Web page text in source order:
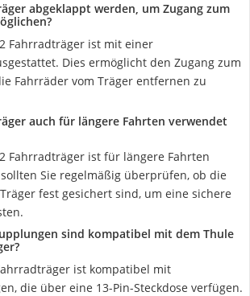
abgeklappt werden, um Zugang zum
Fahrradträger ist mit einer
Dies ermöglicht den Zugang zum
Fahrräder vom Träger entfernen zu
auch für längere Fahrten verwendet
Fahrradträger ist für längere Fahrten
Sie regelmäßig überprüfen, ob die
fest gesichert sind, um eine sichere
sind kompatibel mit dem Thule
ist kompatibel mit
die über eine 13-Pin-Steckdose verfügen.